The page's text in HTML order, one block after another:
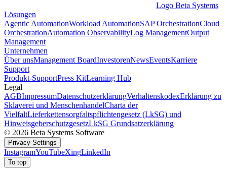
Logo Beta Systems
Lösungen
Agentic AutomationWorkload AutomationSAP OrchestrationCloud
OrchestrationAutomation ObservabilityLog ManagementOutput
Management
Unternehmen
Über unsManagement BoardInvestorenNewsEventsKarriere
Support
Produkt-SupportPress KitLearning Hub
Legal
AGBImpressumDatenschutzerklärungVerhaltenskodexErklärung zu
Sklaverei und MenschenhandelCharta der
VielfaltLieferkettensorgfaltspflichtengesetz (LkSG) und
HinweisgeberschutzgesetzLkSG Grundsatzerklärung
© 2026 Beta Systems Software
Privacy Settings
InstagramYouTubeXingLinkedIn
To top